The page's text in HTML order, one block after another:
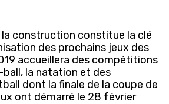
construction constitue la clé
des prochains jeux des
accueillera des compétitions
la natation et des
dont la finale de la coupe de
ont démarré le 28 février